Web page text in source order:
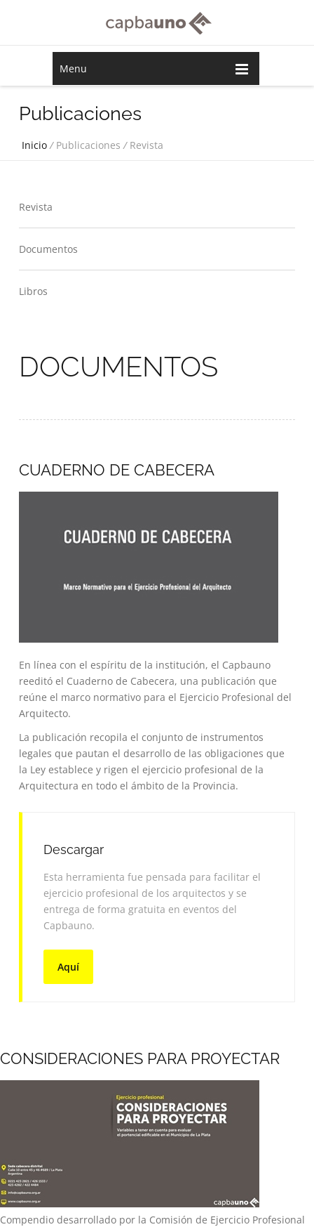
Menu
Publicaciones
Inicio /Publicaciones/Revista
Revista
Documentos
Libros
DOCUMENTOS
CUADERNO DE CABECERA
En línea con el espíritu de la institución, el Capbauno
reeditó el Cuaderno de Cabecera, una publicación que
reúne el marco normativo para el Ejercicio Profesional del
Arquitecto.
La publicación recopila el conjunto de instrumentos
legales que pautan el desarrollo de las obligaciones que
la Ley establece y rigen el ejercicio profesional de la
Arquitectura en todo el ámbito de la Provincia.
Descargar
Esta herramienta fue pensada para facilitar el
ejercicio profesional de los arquitectos y se
entrega de forma gratuita en eventos del
Capbauno.
Aquí
CONSIDERACIONES PARA PROYECTAR
Compendio desarrollado por la Comisión de Ejercicio Profesional